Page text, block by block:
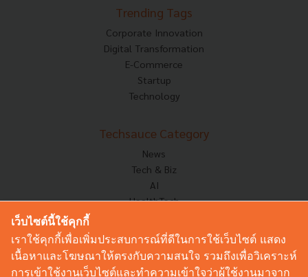
Trending Tags
Corporate Innovation
Digital Transformation
E-Commerce
Startup
Technology
Techsauce Category
News
Tech & Biz
AI
HealthTech
Corp Innov
Saucy Thoughts
Based On
เว็บไซต์นี้ใช้คุกกี้
เราใช้คุกกี้เพื่อเพิ่มประสบการณ์ที่ดีในการใช้เว็บไซต์ แสดง
เนื้อหาและโฆษณาให้ตรงกับความสนใจ รวมถึงเพื่อวิเคราะห์
การเข้าใช้งานเว็บไซต์และทำความเข้าใจว่าผู้ใช้งานมาจาก